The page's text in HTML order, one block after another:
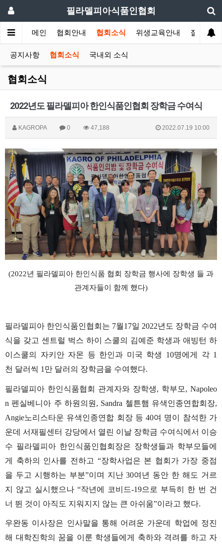
필라델피아식품인협회
메인 협회안내 협회소식 위생교육안내 질의답변
공지사항 협회소식 국내외 소식
협회소식
2022년도 필라델피아 한인식품인협회 장학금 수여식
KAGROPA 0 47,188 2022.07.19 10:00
(2022년 필라델피아 한인식품 협회 장학금 행사에 장학생 들 과
관계자들이 함께 했다)
필라델피아 한인식품인협회는 7월17일 2022년도 장학금 수여
식을 갖고 센트럴 벅스 하이 스쿨의 김예준 학생과 애빙턴 하
이스쿨의
자키안 자몬 등 한인과 미국 학생 10명에게 각1
천 달러씩 1 만 달러의 장학금을 수여했다.
필라델피아 한인식품협회 관계자와 장학생, 학부모 , Napoleo
n 펜실베니아 주 하원의원 , Sandra 첼튼햄 유색인종연합회장,
Angie노리스타운 유색인종연합 회장 등 40여 명이 참석한 가
운데 서재필센터 강당에서 열린 이날 장학금 수여식에서 이승
수 필라델피아 한인식품인협회장은 장학생들과 학부모들에
게
축하의 인사를 전하고 “장학사업은 본 협회가 가장 중점
을 두고 시행하는 부분”이며 지난30여년 동안 한 해도 거르
지
않고 실시했으나 “작년에 코비드-19으로 부득히 한 번 건
너 뛴 것이 아직도 지워지지 않는 큰 아쉬움”이라고 했다.
우완동 이사장은 인사말을 통해 어려운 가운데 학업에
정진
해 대학진학의 꿈을 이룬 학생들에게 축하와 격려를 하고 자